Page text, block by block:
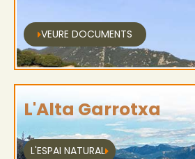
VEURE DOCUMENTS
L'Alta Garrotxa
L'ESPAI NATURAL